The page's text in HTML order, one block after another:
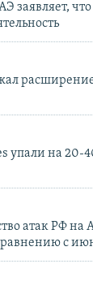
заявляет,
на 20-
атак РФ на
с